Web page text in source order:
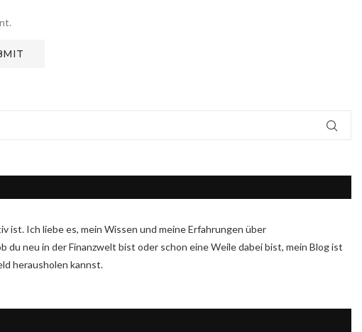
ist. Ich liebe es, mein Wissen und meine Erfahrungen über
neu in der Finanzwelt bist oder schon eine Weile dabei bist, mein Blog ist
herausholen kannst.